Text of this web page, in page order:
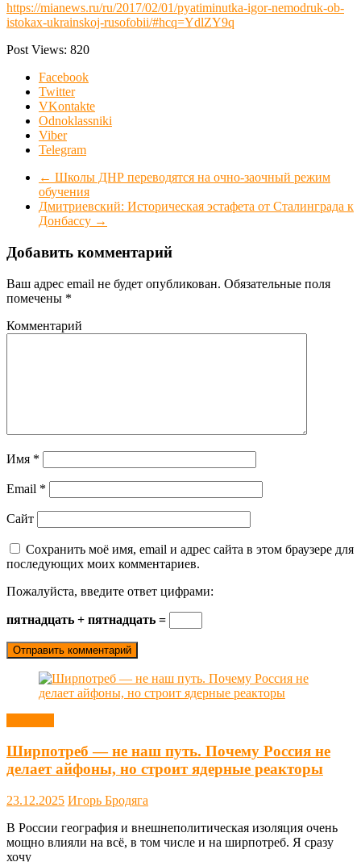
https://mianews.ru/ru/2017/02/01/pyatiminutka-igor-nemodruk-ob-
istokax-ukrainskoj-rusofobii/#hcq=YdlZY9q
Post Views: 820
Facebook
Twitter
VKontakte
Odnoklassniki
Viber
Telegram
← Школы ДНР переводятся на очно-заочный режим
обучения
Дмитриевский: Историческая эстафета от Сталинграда к
Донбассу →
Добавить комментарий
Ваш адрес email не будет опубликован. Обязательные поля
помечены *
Комментарий
Имя *
Email *
Сайт
Сохранить моё имя, email и адрес сайта в этом браузере для
последующих моих комментариев.
Пожалуйста, введите ответ цифрами:
пятнадцать + пятнадцать =
Ширпотреб — не наш путь. Почему Россия не
делает айфоны, но строит ядерные реакторы
23.12.2025 Игорь Бродяга
В России география и внешнеполитическая изоляция очень
мощно влияли на всё, в том числе и на ширпотреб. Я сразу
хочу